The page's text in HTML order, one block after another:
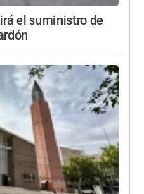
el suministro de